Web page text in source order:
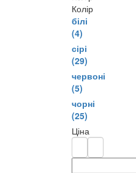
Колір
білі
(4)
сірі
(29)
червоні
(5)
чорні
(25)
Ціна